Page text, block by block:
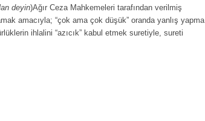
deyin)Ağır Ceza Mahkemeleri tarafından verilmiş
amacıyla; “çok ama çok düşük” oranda yanlış yapma
ihlalini “azıcık” kabul etmek suretiyle, sureti